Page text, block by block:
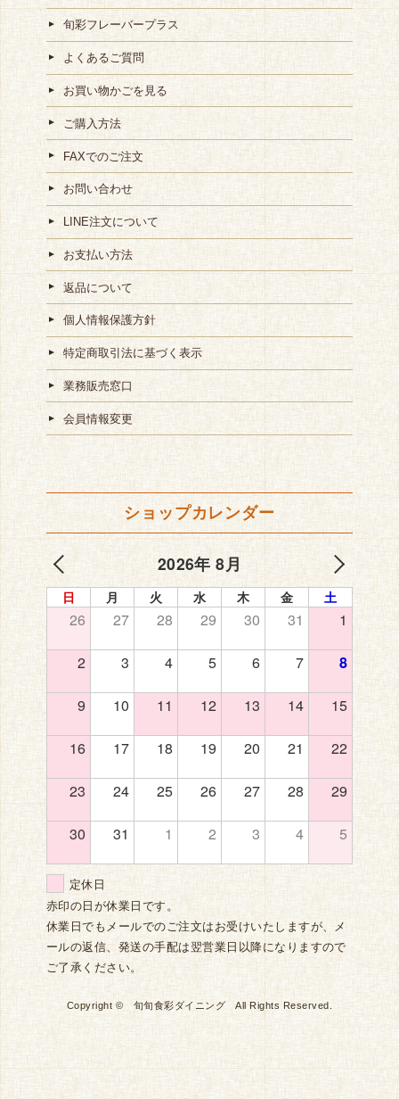
旬彩フレーバープラス
よくあるご質問
お買い物かごを見る
ご購入方法
FAXでのご注文
お問い合わせ
LINE注文について
お支払い方法
返品について
個人情報保護方針
特定商取引法に基づく表示
業務販売窓口
会員情報変更
ショップカレンダー
2026年 8月
日 月 火 水 木 金 土
26 27 28 29 30 31 1
2 3 4 5 6 7 8
9 10 11 12 13 14 15
16 17 18 19 20 21 22
23 24 25 26 27 28 29
30 31 1 2 3 4 5
定休日
赤印の日が休業日です。
休業日でもメールでのご注文はお受けいたしますが、メ
ールの返信、発送の手配は翌営業日以降になりますので
ご了承ください。
Copyright © 旬旬食彩ダイニング All Rights Reserved.